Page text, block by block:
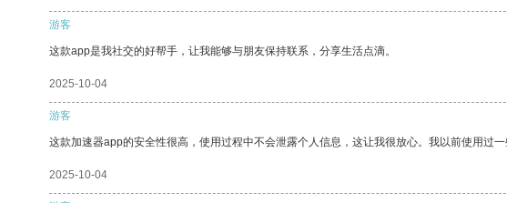
游客
这款app是我社交的好帮手，让我能够与朋友保持联系，分享生活点滴。
2025-10-04
游客
这款加速器app的安全性很高，使用过程中不会泄露个人信息，这让我很放心。我以前使用过
2025-10-04